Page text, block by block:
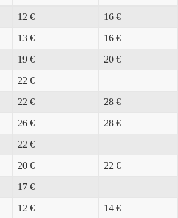
12 € 16 €
13 € 16 €
19 € 20 €
22 €
22 € 28 €
26 € 28 €
22 €
20 € 22 €
17 €
12 €
14 €